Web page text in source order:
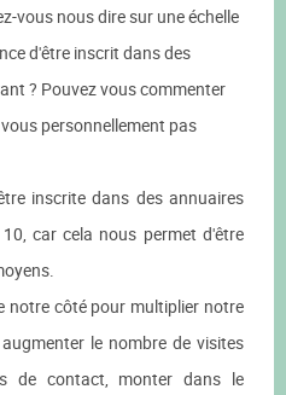
vous nous dire sur une échelle
d'être inscrit dans des
? Pouvez vous commenter
personnellement pas
inscrite dans des annuaires
car cela nous permet d'être
notre côté pour multiplier notre
le nombre de visites
de contact, monter dans le